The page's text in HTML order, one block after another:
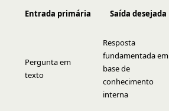
Entrada primária Saída desejada
Pergunta em
texto
Resposta
fundamentada em
base de
conhecimento
interna